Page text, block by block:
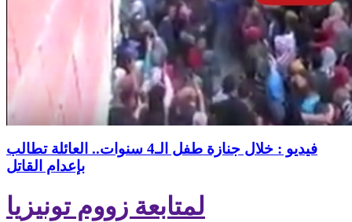
فيديو : خلال جنازة طفل الـ4 سنوات.. العائلة تطالب
بإعدام القاتل
لمتابعة زووم تونيزيا